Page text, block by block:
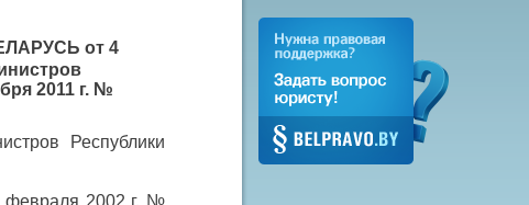
от 4
2011 г. №
Республики
февраля 2002 г. №